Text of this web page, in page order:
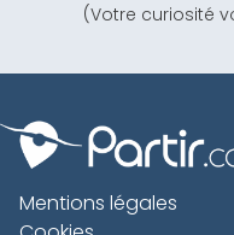
(Votre curiosité
Mentions légales